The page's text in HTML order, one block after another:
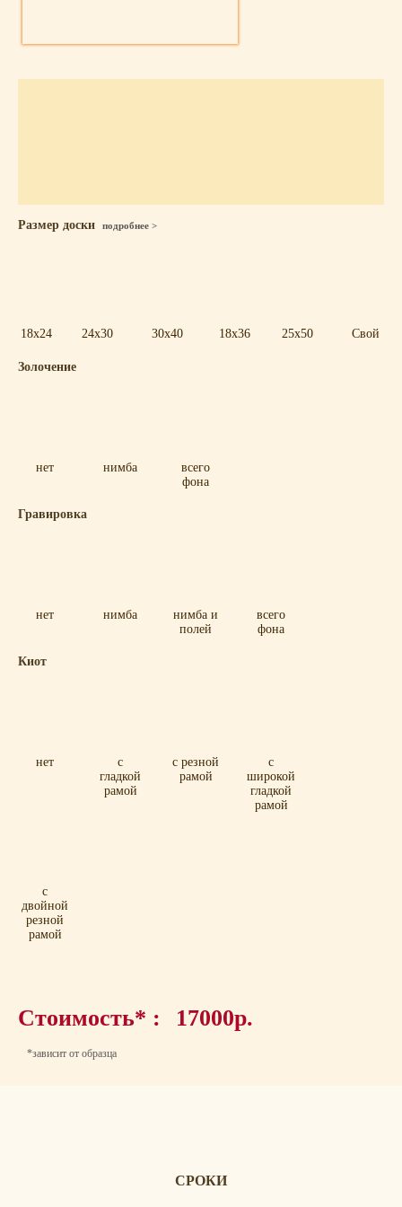
Размер доски подробнее >
18x24 24x30 30x40 18x36 25x50 Свой
Золочение
нет нимба
всего
фона
Гравировка
нет нимба
нимба и
полей
всего
фона
Киот
нет
с
гладкой
рамой
с резной
рамой
с
широкой
гладкой
рамой
с
двойной
резной
рамой
Стоимость* : 17000р.
*зависит от образца
СРОКИ